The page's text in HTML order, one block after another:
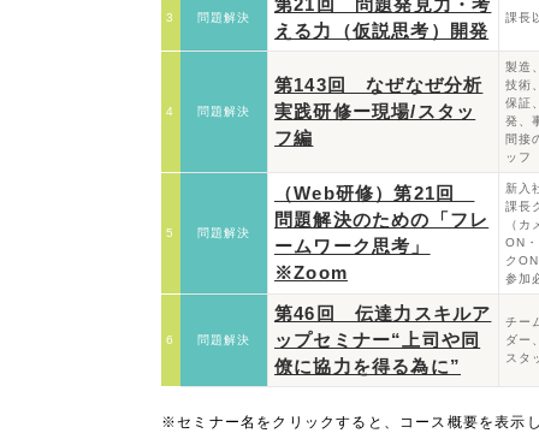
3 問題解決
第21回 問題発見力・考
える力（仮説思考）開発
課長
4 問題解決
第143回 なぜなぜ分析
実践研修ー現場/スタッ
フ編
製造
技術
保証
発、
間接
ッフ
5 問題解決
（Web研修）第21回
問題解決のための「フレ
ームワーク思考」
※Zoom
新入
課長
（カ
ON
ク
参加
6 問題解決
第46回 伝達力スキルア
ップセミナー“上司や同
僚に協力を得る為に”
チー
ダー
スタ
※セミナー名をクリックすると、コース概要を表示